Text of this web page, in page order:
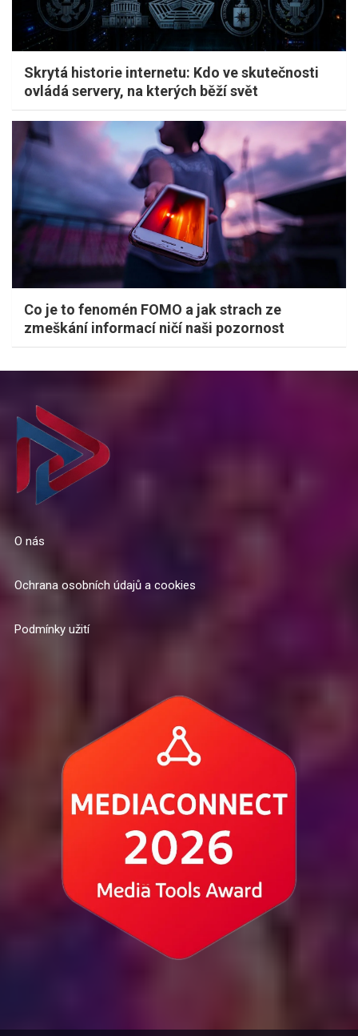
Skrytá historie internetu: Kdo ve skutečnosti
ovládá servery, na kterých běží svět
Co je to fenomén FOMO a jak strach ze
zmeškání informací ničí naši pozornost
O nás
Ochrana osobních údajů a cookies
Podmínky užití